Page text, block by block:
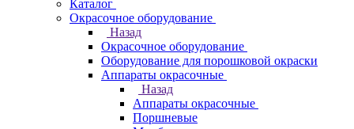
Каталог
Окрасочное оборудование
Назад
Окрасочное оборудование
Оборудование для порошковой окраски
Аппараты окрасочные
Назад
Аппараты окрасочные
Поршневые